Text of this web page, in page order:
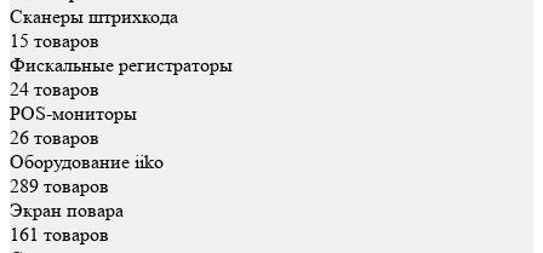
Сканеры штрихкода
15 товаров
Фискальные регистраторы
24 товаров
POS-мониторы
26 товаров
Оборудование iiko
289 товаров
Экран повара
161 товаров